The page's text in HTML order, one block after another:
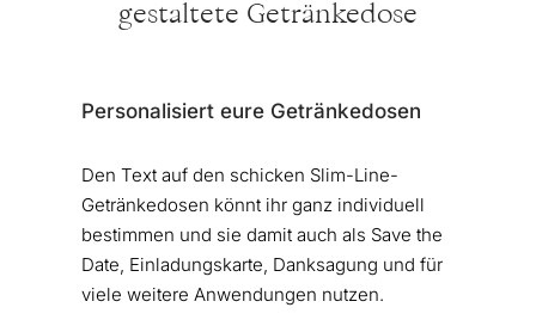
gestaltete Getränkedose
Personalisiert eure Getränkedosen
Den Text auf den schicken Slim-Line-
Getränkedosen könnt ihr ganz individuell
bestimmen und sie damit auch als Save the
Date, Einladungskarte, Danksagung und für
viele weitere Anwendungen nutzen.